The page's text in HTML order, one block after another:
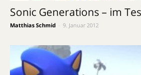
Sonic Generations – im
Matthias Schmid 9. Januar 2012